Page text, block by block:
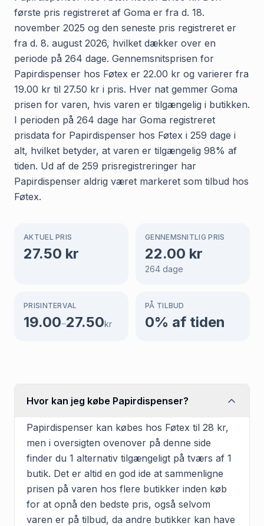
første pris registreret af Goma er fra d. 18.
november 2025 og den seneste pris registreret er
fra d. 8. august 2026, hvilket dækker over en
periode på 264 dage. Gennemsnitsprisen for
Papirdispenser hos Føtex er 22.00 kr og varierer fra
19.00 kr til 27.50 kr i pris. Hver nat gemmer Goma
prisen for varen, hvis varen er tilgængelig i butikken.
I perioden på 264 dage har Goma registreret
prisdata for Papirdispenser hos Føtex i 259 dage i
alt, hvilket betyder, at varen er tilgængelig 98% af
tiden. Ud af de 259 prisregistreringer har
Papirdispenser aldrig været markeret som tilbud hos
Føtex.
AKTUEL PRIS
27.50 kr
GENNEMSNITLIG PRIS
22.00 kr
264 dage
PRISINTERVAL
19.00–27.50kr
PÅ TILBUD
0% af tiden
Hvor kan jeg købe Papirdispenser?
Papirdispenser kan købes hos Føtex til 28 kr,
men i oversigten ovenover på denne side
finder du 1 alternativ tilgængeligt på tværs af 1
butik. Det er altid en god ide at sammenligne
prisen på varen hos flere butikker inden køb
for at opnå den bedste pris, også selvom
varen er på tilbud, da andre butikker kan have